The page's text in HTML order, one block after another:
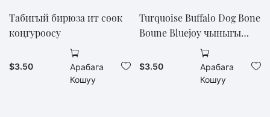
Табигый бирюза ит сөөк
коңгуроосу
$3.50
Арабага
Кошуу
Turquoise Buffalo Dog Bone
Boune Bluejoy чыныгы
бирюза иттер
$3.50
Арабага
Кошуу